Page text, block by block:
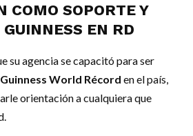
COMO SOPORTE Y
EN RD
su agencia se capacitó para ser
Guinness World Récord en el país,
orientación a cualquiera que